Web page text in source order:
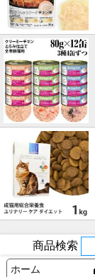
商品検索
ホーム